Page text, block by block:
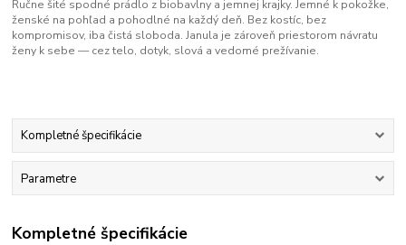
Ručne šité spodné prádlo z biobavlny a jemnej krajky. Jemné k pokožke,
ženské na pohľad a pohodlné na každý deň. Bez kostíc, bez
kompromisov, iba čistá sloboda. Janula je zároveň priestorom návratu
ženy k sebe — cez telo, dotyk, slová a vedomé prežívanie.
Kompletné špecifikácie
Parametre
Kompletné špecifikácie